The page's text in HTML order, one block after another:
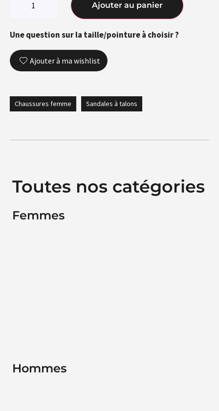
Ajouter au panier
Une question sur la taille/pointure à choisir ?
Ajouter à ma wishlist
Chaussures femme Sandales à talons
Toutes nos catégories
Femmes
Hommes